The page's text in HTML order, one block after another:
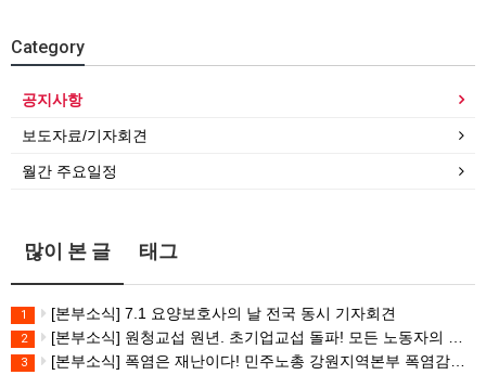
Category
공지사항
보도자료/기자회견
월간 주요일정
많이 본 글 태그
1 [본부소식] 7.1 요양보호사의 날 전국 동시 기자회견
2 [본부소식] 원청교섭 원년. 초기업교섭 돌파! 모든 노동자의 노동기본권 쟁취! 민주노총 7.15 총파업대회
3 [본부소식] 폭염은 재난이다! 민주노총 강원지역본부 폭염감시단 선포 기자회견